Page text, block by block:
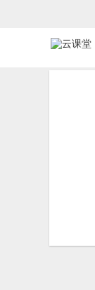
首页